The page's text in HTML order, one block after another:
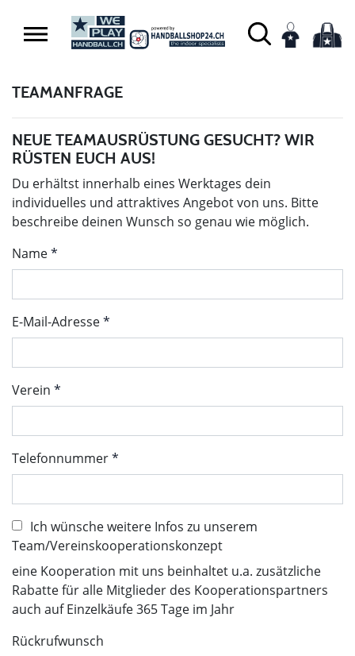
TEAMANFRAGE
NEUE TEAMAUSRÜSTUNG GESUCHT? WIR
RÜSTEN EUCH AUS!
Du erhältst innerhalb eines Werktages dein
individuelles und attraktives Angebot von uns. Bitte
beschreibe deinen Wunsch so genau wie möglich.
Name
E-Mail-Adresse
Verein
Telefonnummer
Ich wünsche weitere Infos zu unserem
Team/Vereinskooperationskonzept
eine Kooperation mit uns beinhaltet u.a. zusätzliche
Rabatte für alle Mitglieder des Kooperationspartners
auch auf Einzelkäufe 365 Tage im Jahr
Rückrufwunsch